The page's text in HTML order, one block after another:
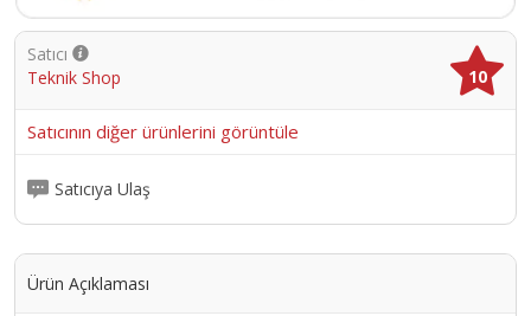
Satıcı
Teknik Shop
10
Satıcının diğer ürünlerini görüntüle
Satıcıya Ulaş
Ürün Açıklaması